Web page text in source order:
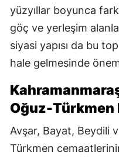
yüzyıllar boyunca
göç ve yerleşim
siyasi yapısı da bu
hale gelmesinde
Oğuz-Türkmen
Avşar, Bayat, Beydili
Türkmen